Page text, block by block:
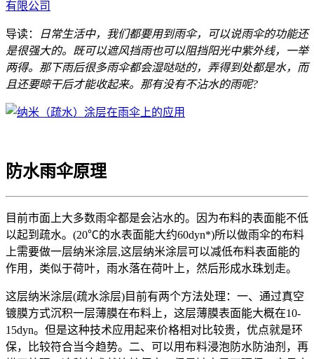
有限公司
导读：
日常生活中，我们都要用到雨伞，可以说雨伞的功能还
是很强大的。既可以遮风挡雨也可以阻挡阳光中紫外线，一举
两得。那下雨后很多雨伞都会湿哒哒的，弄得到处都是水，而
且还要晾干后才能收起来。那有没有不沾水的雨呢?
防水雨伞原理
目前市面上大多数雨伞都是会沾水的。因为布料的表面能不低
以起到疏水。(20℃的水表面能大约60dyn*)所以做雨伞的布料
上需要做一层纳米涂层,这层纳米涂层可以减低布料表面能的
作用，类似于荷叶，雨水落在荷叶上，然后形成水珠划走。
这层纳米涂层(疏水涂层)目前有两个方法处理：一、通过真空
镀膜方式沉积一层薄膜在布料上，这层薄膜表面能大概在10-
15dyn。但是这种技术应用起来价格相对比较贵，优点就是环
保，比较符合当今趋势。二、可以用布料浸泡防水防油剂，再